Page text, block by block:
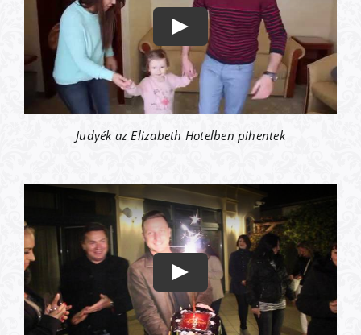
Judyék az Elizabeth Hotelben pihentek